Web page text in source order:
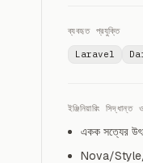
ব্যবহৃত প্রযুক্তি
Laravel
ইঞ্জিনিয়ারিং
একক সত্যের
Nova/Style/